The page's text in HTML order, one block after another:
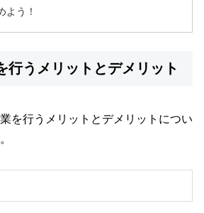
よう！
行うメリットとデメリット
を行うメリットとデメリットについ